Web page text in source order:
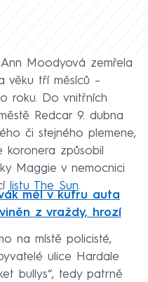
Moodyová zemřela
věku tří měsíců –
roku. Do vnitřních
Redcar 9. dubna
či stejného plemene,
způsobil
Maggie v nemocnici
listu The Sun.
měl v kufru auta
z vraždy, hrozí
na místě policisté,
ulice Hardale
bullys“, tedy patrně